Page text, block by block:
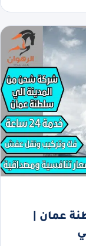
عمان |